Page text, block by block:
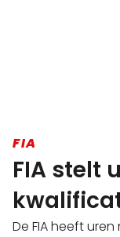
FIA
FIA stelt
De FIA heeft